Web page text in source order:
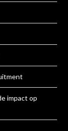
impact op